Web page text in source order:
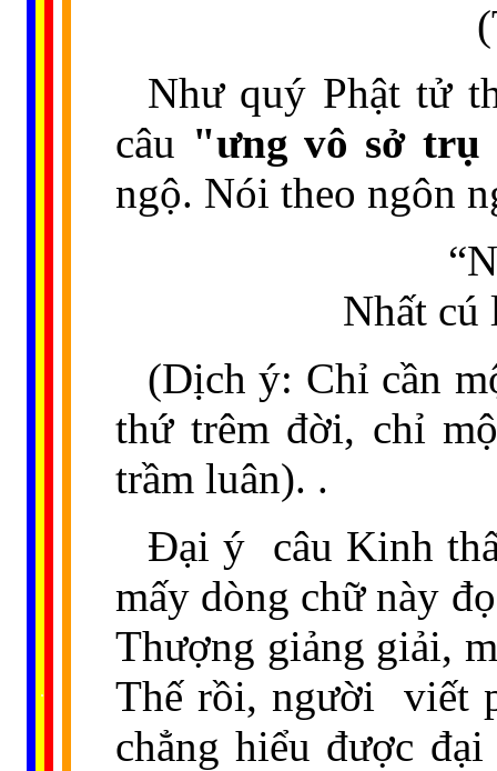
.
Như quý Phật tử
câu "ưng vô sở trụ
ngộ. Nói theo ngôn
Nhất cú
(Dịch ý: Chỉ cần
thứ trêm đời, chỉ
trầm luân). .
Đại ý
câu Kinh
mấy dòng chữ này
Thượng giảng giải,
Thế rồi, người
viết
chẳng hiểu được